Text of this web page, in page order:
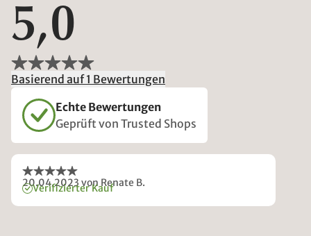
5,0
Basierend auf 1 Bewertungen
Echte Bewertungen
Geprüft von Trusted Shops
20.04.2023 von Renate B.
Verifizierter Kauf